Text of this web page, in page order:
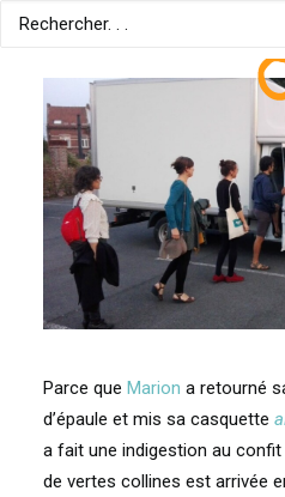
Parce que Marion a retourné
d’épaule et mis sa casquette
a fait une indigestion au confit
de vertes collines est arrivée